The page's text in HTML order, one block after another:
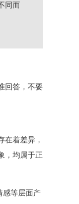
同而
回答，不要
在着差异，
，均属于正
感等层面产